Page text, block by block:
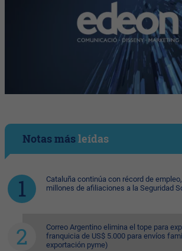
Notas másleídas
Cataluña continúa con récord de
millones de afiliaciones a la Seguridad
Correo Argentino elimina el tope para
franquicia de US$ 5.000 para envíos
exportación pyme)